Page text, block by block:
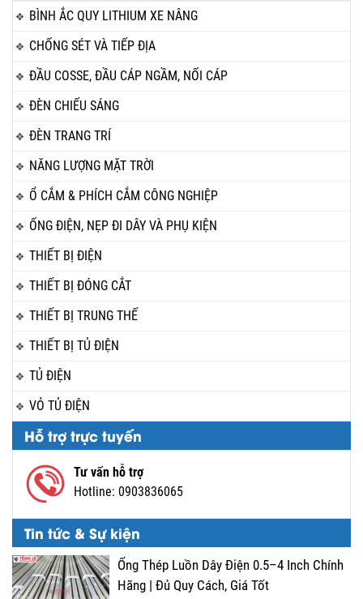
BÌNH ẮC QUY LITHIUM XE NÂNG
CHỐNG SÉT VÀ TIẾP ĐỊA
ĐẦU COSSE, ĐẦU CÁP NGẦM, NỐI CÁP
ĐÈN CHIẾU SÁNG
ĐÈN TRANG TRÍ
NĂNG LƯỢNG MẶT TRỜI
Ổ CẮM & PHÍCH CẮM CÔNG NGHIỆP
ỐNG ĐIỆN, NẸP ĐI DÂY VÀ PHỤ KIỆN
THIẾT BỊ ĐIỆN
THIẾT BỊ ĐÓNG CẮT
THIẾT BỊ TRUNG THẾ
THIẾT BỊ TỦ ĐIỆN
TỦ ĐIỆN
VỎ TỦ ĐIỆN
Hỗ trợ trực tuyến
Tư vấn hỗ trợ
Hotline: 0903836065
Tin tức & Sự kiện
Ống Thép Luồn Dây Điện 0.5–4 Inch Chính
Hãng | Đủ Quy Cách, Giá Tốt